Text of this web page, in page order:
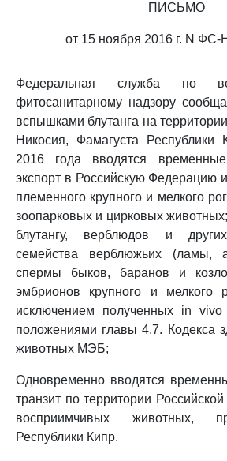
ПИСЬМО
от 15 ноября 2016 г. N
Федеральная служба по
фитосанитарному надзору
вспышками блутанга на
Никосия, Фамагуста
2016 года вводятся
экспорт в Российскую Федерацию
племенного крупного и мелкого
зоопарковых и цирковых
блутангу, верблюдов и других
семейства верблюжьих (ламы,
спермы быков, баранов и
эмбрионов крупного и мелкого
исключением полученных in vivo
положениями главы 4,7. Кодекса
животных МЭБ;
Одновременно вводятся
транзит по территории
восприимчивых животных,
Республики Кипр.